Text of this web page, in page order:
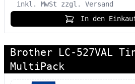
inkl. MwSt
zzgl. Versand
In den
Brother LC-527VAL
MultiPack